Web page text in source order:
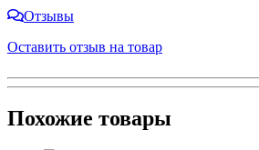
Отзывы
Оставить отзыв на товар
Похожие товары